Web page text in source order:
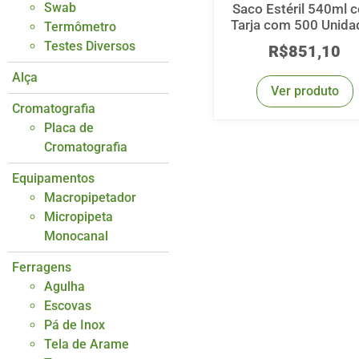
Swab
Termômetro
Testes Diversos
Alça
Cromatografia
Placa de
Cromatografia
Equipamentos
Macropipetador
Micropipeta
Monocanal
Ferragens
Agulha
Escovas
Pá de Inox
Tela de Arame
Saco Estéril 540ml
Tarja com 500
R$851,10
Ver produto